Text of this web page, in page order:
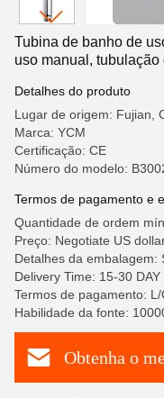
Tubina de banho de
uso manual,
Detalhes do produto
Lugar de origem: Fujian,
Marca: YCM
Certificação: CE
Número do modelo:
Termos de pagamento e
Quantidade de ordem
Preço: Negotiate US
Detalhes da embalagem:
Delivery Time: 15-30 DAY
Termos de pagamento:
Habilidade da fonte:
Obtenha o